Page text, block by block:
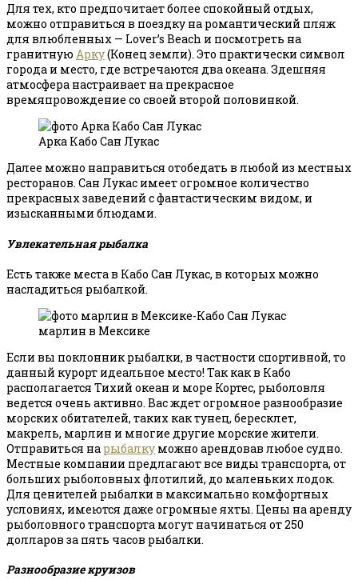
Для тех, кто предпочитает более спокойный отдых,
можно отправиться в поездку на романтический пляж
для влюбленных — Lover’s Beach и посмотреть на
гранитную Арку(Конец земли). Это практически символ
города и место, где встречаются два океана. Здешняя
атмосфера настраивает на прекрасное
времяпровождение со своей второй половинкой.
Арка Кабо Сан Лукас
Далее можно направиться отобедать в любой из местных
ресторанов. Сан Лукас имеет огромное количество
прекрасных заведений с фантастическим видом, и
изысканными блюдами.
Увлекательная рыбалка
Есть также места в Кабо Сан Лукас, в которых можно
насладиться рыбалкой.
марлин в Мексике
Если вы поклонник рыбалки, в частности спортивной, то
данный курорт идеальное место! Так как в Кабо
располагается Тихий океан и море Кортес, рыболовля
ведется очень активно. Вас ждет огромное разнообразие
морских обитателей, таких как тунец, бересклет,
макрель, марлин и многие другие морские жители.
Отправиться на рыбалку можно арендовав любое судно.
Местные компании предлагают все виды транспорта, от
больших рыболовных флотилий, до маленьких лодок.
Для ценителей рыбалки в максимально комфортных
условиях, имеются даже огромные яхты. Цены на аренду
рыболовного транспорта могут начинаться от 250
долларов за пять часов рыбалки.
Разнообразие круизов